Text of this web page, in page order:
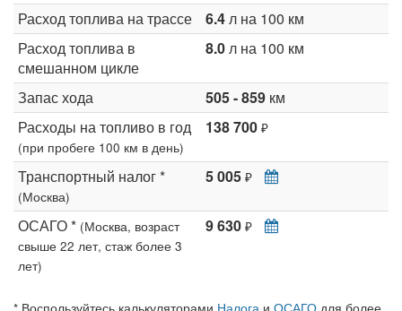
Расход топлива на трассе 6.4л на 100 км
Расход топлива в
смешанном цикле
8.0л на 100 км
Запас хода 505 - 859 км
Расходы на топливо в год
(при пробеге 100 км в день)
138 700 ₽
Транспортный налог *
(Москва)
5 005 ₽
ОСАГО * (Москва, возраст
свыше 22 лет, стаж более 3
лет)
9 630 ₽
* Воспользуйтесь калькуляторами Налога и ОСАГО для более